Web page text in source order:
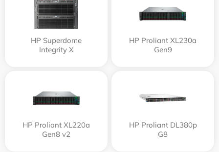
HP Superdome
Integrity Х
HP Proliant XL230a
Gen9
HP Proliant XL220a
Gen8 v2
HP Proliant DL380p
G8